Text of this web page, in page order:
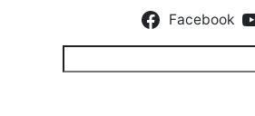
Facebook